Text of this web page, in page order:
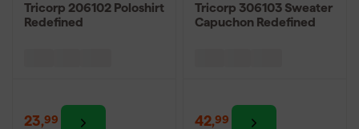
Tricorp 206102 Poloshirt
Redefined
23,99
Tricorp 306103 Sweater
Capuchon Redefined
42,99